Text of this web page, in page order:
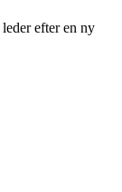
efter en ny